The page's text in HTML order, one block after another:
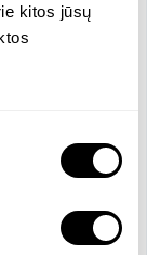
kitos jūsų
(priklauso